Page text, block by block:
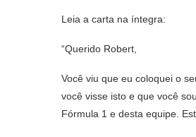
Leia a carta na íntegra:
“Querido Robert,
Você viu que eu coloquei o
você visse isto e que você
Fórmula 1 e desta equipe.